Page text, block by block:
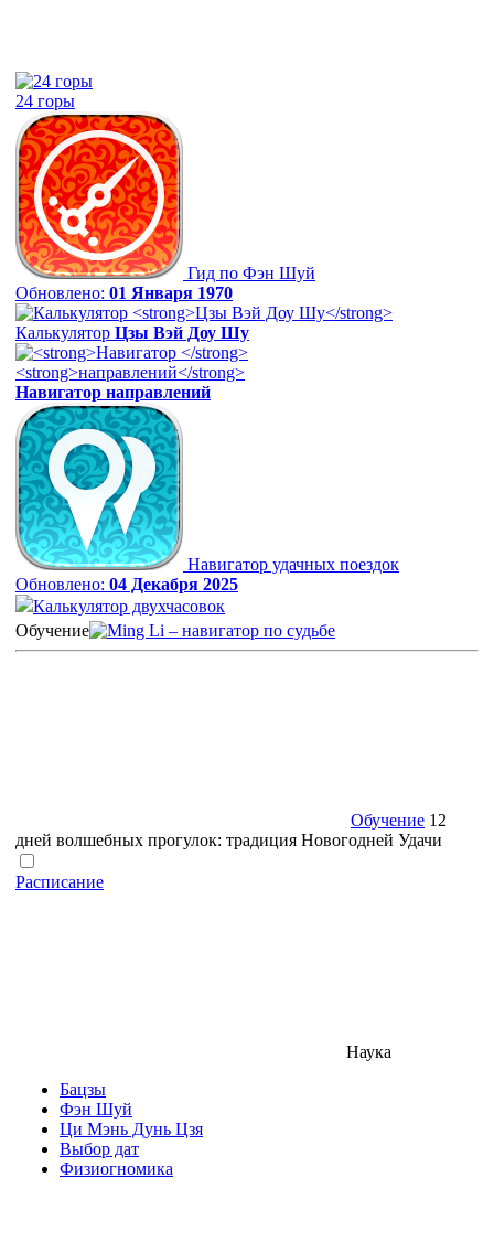
24 горы
Гид по Фэн Шуй
Обновлено: 01 Января 1970
Калькулятор Цзы Вэй Доу Шу
Навигатор направлений
Навигатор удачных поездок
Обновлено: 04 Декабря 2025
Калькулятор двухчасовок
Обучение
Обучение 12
дней волшебных прогулок: традиция Новогодней Удачи
Расписание
Наука
Бацзы
Фэн Шуй
Ци Мэнь Дунь Цзя
Выбор дат
Физиогномика